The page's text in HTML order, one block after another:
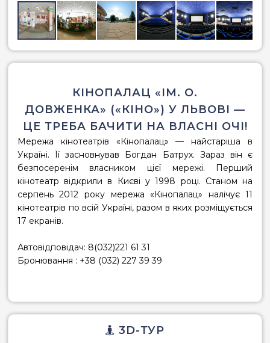
КІНОПАЛАЦ «ІМ. О.
ДОВЖЕНКА» («КІНО») У ЛЬВОВІ —
ЦЕ ТРЕБА БАЧИТИ НА ВЛАСНІ ОЧІ!
Мережа кінотеатрів «Кінопалац» — найстаріша в
Україні. Її засновнував Богдан Батрух. Зараз він є
безпосеренім власником цієї мережі. Перший
кінотеатр відкрили в Києві у 1998 році. Станом на
серпень 2012 року мережа «Кінопалац» налічує 11
кінотеатрів по всій Україні, разом в яких розміщується
17 екранів.
Автовідповідач: 8(032)221 61 31
Бронювання : +38 (032) 227 39 39
3D-ТУР